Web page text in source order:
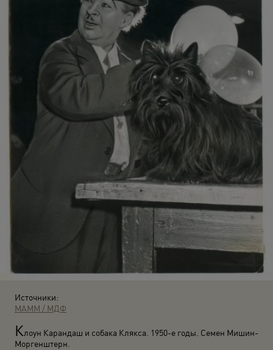
Источники:
МАММ / МДФ
Клоун Карандаш и собака Клякса. 1950-е годы. Семен Мишин-
Моргенштерн.